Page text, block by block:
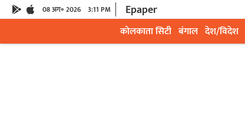
08 अग॰ 2026 3:11 PM Epaper
कोलकाता सिटी बंगाल देश/विदेश